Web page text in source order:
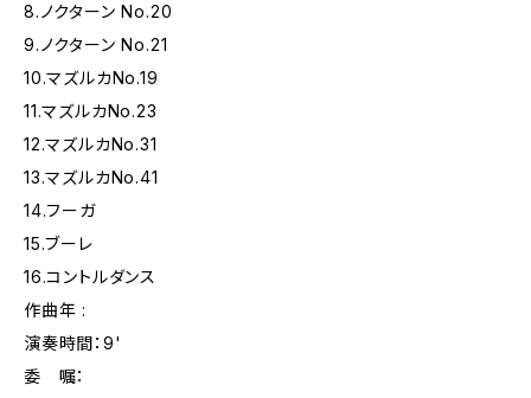
8.ノクターン No.20
9.ノクターン No.21
10.マズルカNo.19
11.マズルカNo.23
12.マズルカNo.31
13.マズルカNo.41
14.フーガ
15.ブーレ
16.コントルダンス
作曲年 :
演奏時間：9'
委 嘱：